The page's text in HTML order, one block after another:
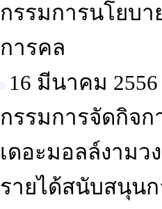
กรรมการนโยบ
การคล
16 มีนาคม
กรรมการจัดกิจก
เดอะมอลล์งามว
รายได้สนับสนุน